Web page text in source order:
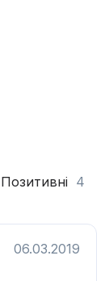
Позитивні 4
06.03.2019